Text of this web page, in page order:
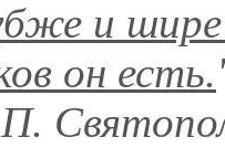
и
он есть.